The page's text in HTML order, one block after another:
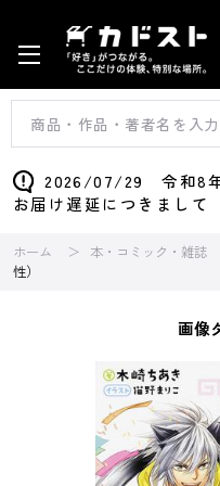
2026/07/29 令和8年
お届け遅延につきまして
ホーム 本・コミック・雑誌
性）
画像